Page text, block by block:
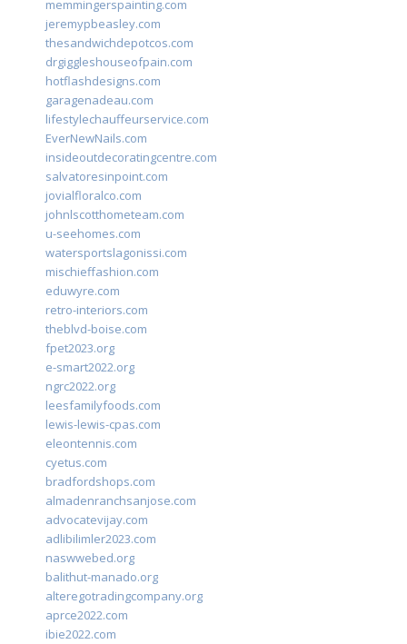
memmingerspainting.com
jeremypbeasley.com
thesandwichdepotcos.com
drgiggleshouseofpain.com
hotflashdesigns.com
garagenadeau.com
lifestylechauffeurservice.com
EverNewNails.com
insideoutdecoratingcentre.com
salvatoresinpoint.com
jovialfloralco.com
johnlscotthometeam.com
u-seehomes.com
watersportslagonissi.com
mischieffashion.com
eduwyre.com
retro-interiors.com
theblvd-boise.com
fpet2023.org
e-smart2022.org
ngrc2022.org
leesfamilyfoods.com
lewis-lewis-cpas.com
eleontennis.com
cyetus.com
bradfordshops.com
almadenranchsanjose.com
advocatevijay.com
adlibilimler2023.com
naswwebed.org
balithut-manado.org
alteregotradingcompany.org
aprce2022.com
ibie2022.com